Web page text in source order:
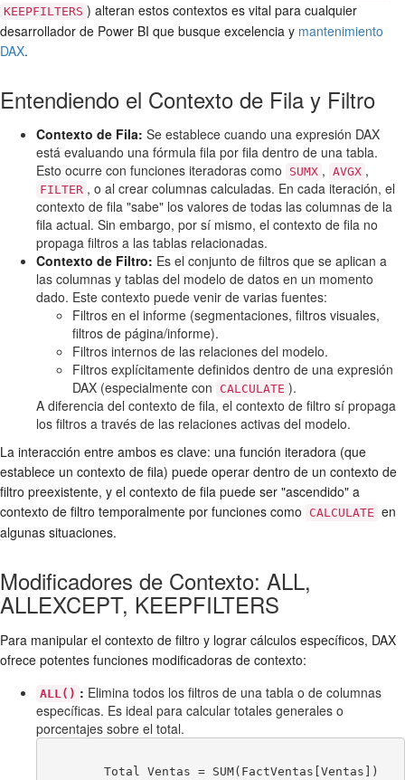
KEEPFILTERS ) alteran estos contextos es vital para cualquier
desarrollador de Power BI que busque excelencia y mantenimiento
DAX.
Entendiendo el Contexto de Fila y Filtro
Contexto de Fila: Se establece cuando una expresión DAX
está evaluando una fórmula fila por fila dentro de una tabla.
Esto ocurre con funciones iteradoras como
SUMX , AVGX ,
FILTER , o al crear columnas calculadas. En cada iteración, el
contexto de fila "sabe" los valores de todas las columnas de la
fila actual. Sin embargo, por sí mismo, el contexto de fila no
propaga filtros a las tablas relacionadas.
Contexto de Filtro: Es el conjunto de filtros que se aplican a
las columnas y tablas del modelo de datos en un momento
dado. Este contexto puede venir de varias fuentes:
Filtros en el informe (segmentaciones, filtros visuales,
filtros de página/informe).
Filtros internos de las relaciones del modelo.
Filtros explícitamente definidos dentro de una expresión
DAX (especialmente con
CALCULATE ).
A diferencia del contexto de fila, el contexto de filtro sí propaga
los filtros a través de las relaciones activas del modelo.
La interacción entre ambos es clave: una función iteradora (que
establece un contexto de fila) puede operar dentro de un contexto de
filtro preexistente, y el contexto de fila puede ser "ascendido" a
contexto de filtro temporalmente por funciones como
CALCULATE en
algunas situaciones.
Modificadores de Contexto: ALL,
ALLEXCEPT, KEEPFILTERS
Para manipular el contexto de filtro y lograr cálculos específicos, DAX
ofrece potentes funciones modificadoras de contexto:
ALL() : Elimina todos los filtros de una tabla o de columnas
específicas. Es ideal para calcular totales generales o
porcentajes sobre el total.